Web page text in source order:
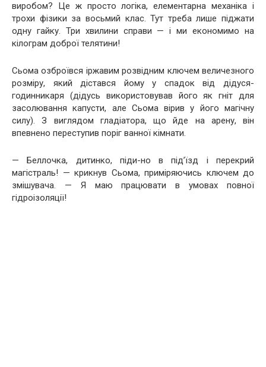
виробом? Це ж просто логіка, елементарна механіка і
трохи фізики за восьмий клас. Тут треба лише піджати
одну гайку. Три хвилини справи — і ми економимо на
кілограм доброї телятини!
Сьома озброївся іржавим розвідним ключем величезного
розміру, який дістався йому у спадок від дідуся-
годинникаря (дідусь використовував його як гніт для
засолювання капусти, але Сьома вірив у його магічну
силу). З виглядом гладіатора, що йде на арену, він
впевнено переступив поріг ванної кімнати.
— Беллочка, дитинко, піди-но в під’їзд і перекрий
магістраль! — крикнув Сьома, приміряючись ключем до
змішувача. — Я маю працювати в умовах повної
гідроізоляції!